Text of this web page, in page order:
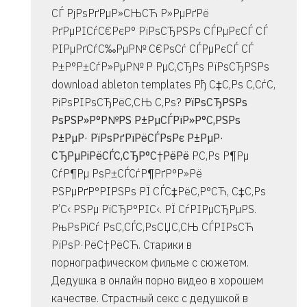
СЃ РјРѕРґРµР»СЊСЋ Р»РµРґРё
РґРµРІСѓС€РєР° РїРѕСЂРЅРѕ СЃРµРєСЃ СЃ
РІРµРґСѓС‰РµР№ С€РѕСѓ СЃРµРєСЃ СЃ
Р±Р°Р±СѓР»РµР№ Р РµС‚СЂРѕ РїРѕСЂРЅРѕ
download ableton templates Рђ С‡С‚Рѕ С‚СѓС‚
РіРѕРІРѕСЂРёС‚СЊ С‚Рѕ? РїРѕСЂРЅРѕ
РѕРЅР»Р°Р№РЅ Р±РµСЃРїР»Р°С‚РЅРѕ
Р±РµР· РїРѕРґРїРёСЃРѕРє Р±РµР·
СЂРµРіРёСЃС‚СЂР°С†РёРё Р­С‚Рѕ Р¶Рµ
СѓР¶Рµ РѕР±СЃСѓР¶РґР°Р»Рё
РЅРµРґР°РІРЅРѕ РЇ СЃС‡РёС‚Р°СЋ, С‡С‚Рѕ
Р’С‹ РЅРµ РїСЂР°РІС‹. РЇ СѓРІРµСЂРµРЅ.
РњРѕРіСѓ РѕС‚СЃС‚РѕСЏС‚СЊ СЃРІРѕСЋ
РїРѕР·РёС†РёСЋ. Старики в
порнографическом фильме с сюжетом.
Дедушка в онлайн порно видео в хорошем
качестве. Страстный секс с дедушкой в